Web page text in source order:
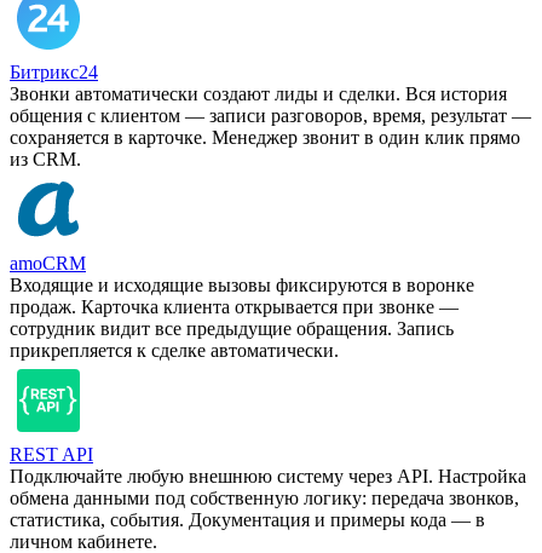
Битрикс24
Звонки автоматически создают лиды и сделки. Вся история
общения с клиентом — записи разговоров, время, результат —
сохраняется в карточке. Менеджер звонит в один клик прямо
из CRM.
amoCRM
Входящие и исходящие вызовы фиксируются в воронке
продаж. Карточка клиента открывается при звонке —
сотрудник видит все предыдущие обращения. Запись
прикрепляется к сделке автоматически.
REST API
Подключайте любую внешнюю систему через API. Настройка
обмена данными под собственную логику: передача звонков,
статистика, события. Документация и примеры кода — в
личном кабинете.